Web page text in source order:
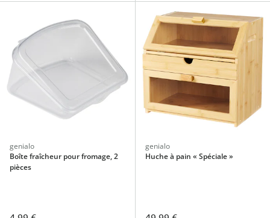
genialo
Boîte fraîcheur pour fromage, 2
pièces
genialo
Huche à pain « Spéciale »